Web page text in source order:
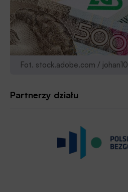
Fot. stock.adobe.com / johan10
Partnerzy działu